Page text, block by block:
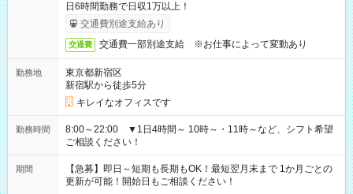
日6時間勤務で日収1万以上！
交通費別途支給あり
交通費 交通費一部別途支給 ※お仕事によって変動あり
勤務地
東京都新宿区
新宿駅から徒歩5分
キレイなオフィスです
勤務時間
8:00～22:00 ▼1日4時間～ 10時～・11時～など、シフト希望
ご相談ください！
期間
【急募】即日～短期も長期もOK！最短翌月末まで 1か月ごとの
更新が可能！開始日もご相談ください！